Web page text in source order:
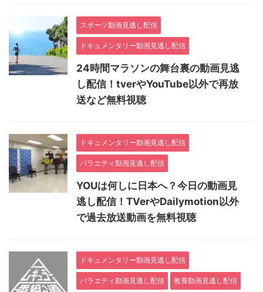
スポーツ動画見逃し配信
ドキュメンタリー動画見逃し配信
24時間マラソンの舞台裏の動画見逃
し配信！tverやYouTube以外で再放
送など無料視聴
ドキュメンタリー動画見逃し配信
バラエティ動画見逃し配信
YOUは何しに日本へ？今日の動画見
逃し配信！TVerやDailymotion以外
で過去放送動画を無料視聴
ドキュメンタリー動画見逃し配信
バラエティ動画見逃し配信 教養動画見逃し配信